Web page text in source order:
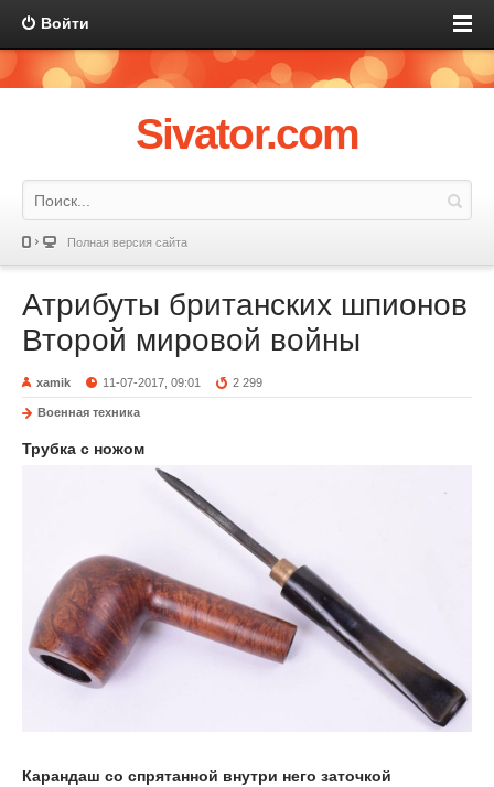
Войти
Sivator.com
Полная версия сайта
Атрибуты британских шпионов
Второй мировой войны
xamik 11-07-2017, 09:01 2 299
Военная техника
Трубка с ножом
Карандаш со спрятанной внутри него заточкой